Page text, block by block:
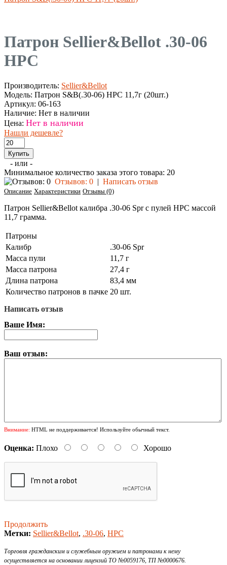
Патрон Sellier&Bellot .30-06
HPC
Производитель: Sellier&Bellot
Модель: Патрон S&B(.30-06) HPC 11,7г (20шт.)
Артикул: 06-163
Наличие: Нет в наличии
Цена: Нет в наличии
Нашли дешевле?
- или -
Минимальное количество заказа этого товара: 20
Отзывов: 0 | Написать отзыв
Описание Характеристики Отзывы (0)
Патрон Sellier&Bellot калибра .30-06 Spr с пулей HPC массой
11,7 грамма.
Патроны
Калибр
.30-06 Spr
Масса пули
11,7 г
Масса патрона
27,4 г
Длина патрона
83,4 мм
Количество патронов в пачке 20 шт.
Написать отзыв
Ваше Имя:
Ваш отзыв:
Внимание: HTML не поддерживается! Используйте обычный текст.
Оценка: Плохо Хорошо
Продолжить
Метки: Sellier&Bellot, .30-06, HPC
Торговля гражданским и служебным оружием и патронами к нему
осуществляется на основании лицензий ТО №0059176, ТП №0000676.